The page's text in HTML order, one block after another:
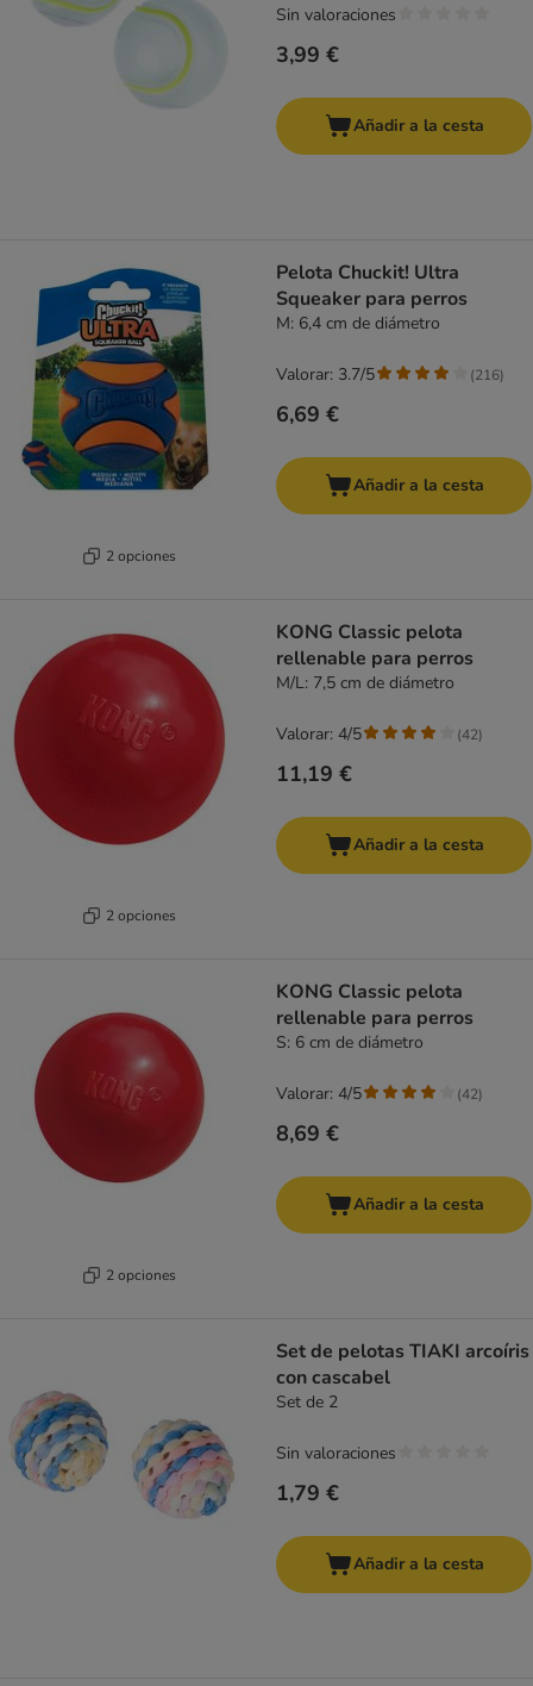
3,99 €
Sin valoraciones
Añadir a la cesta
2 opciones
Pelota Chuckit! Ultra
Squeaker para perros
M: 6,4 cm de diámetro
6,69 €
Valorar: 3.7/5 (216)
Añadir a la cesta
2 opciones
KONG Classic pelota
rellenable para perros
M/L: 7,5 cm de diámetro
11,19 €
Valorar: 4/5 (42)
Añadir a la cesta
2 opciones
KONG Classic pelota
rellenable para perros
S: 6 cm de diámetro
8,69 €
Valorar: 4/5 (42)
Añadir a la cesta
Set de pelotas TIAKI arcoíris
con cascabel
Set de 2
1,79 €
Sin valoraciones
Añadir a la cesta